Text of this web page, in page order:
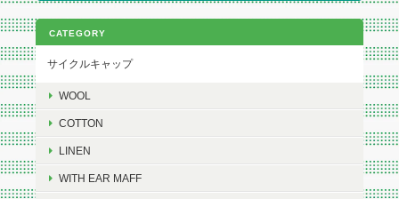
CATEGORY
サイクルキャップ
WOOL
COTTON
LINEN
WITH EAR MAFF